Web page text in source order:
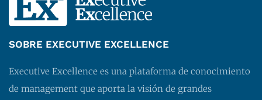
SOBRE EXECUTIVE EXCELLENCE
Executive Excellence es una plataforma de conocimiento
de management que aporta la visión de grandes